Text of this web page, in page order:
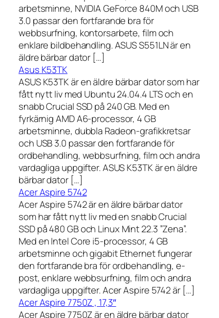
arbetsminne, NVIDIA GeForce 840M och USB
3.0 passar den fortfarande bra för
webbsurfning, kontorsarbete, film och
enklare bildbehandling. ASUS S551LN är en
äldre bärbar dator […]
Asus K53TK
ASUS K53TK är en äldre bärbar dator som har
fått nytt liv med Ubuntu 24.04.4 LTS och en
snabb Crucial SSD på 240 GB. Med en
fyrkärnig AMD A6-processor, 4 GB
arbetsminne, dubbla Radeon-grafikkretsar
och USB 3.0 passar den fortfarande för
ordbehandling, webbsurfning, film och andra
vardagliga uppgifter. ASUS K53TK är en äldre
bärbar dator […]
Acer Aspire 5742
Acer Aspire 5742 är en äldre bärbar dator
som har fått nytt liv med en snabb Crucial
SSD på 480 GB och Linux Mint 22.3 ”Zena”.
Med en Intel Core i5-processor, 4 GB
arbetsminne och gigabit Ethernet fungerar
den fortfarande bra för ordbehandling, e-
post, enklare webbsurfning, film och andra
vardagliga uppgifter. Acer Aspire 5742 är […]
Acer Aspire 7750Z , 17,3″
Acer Aspire 7750Z är en äldre bärbar dator